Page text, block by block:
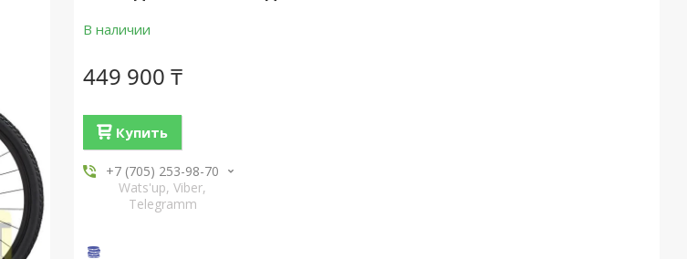
В наличии
449 900 ₸
Купить
+7 (705) 253-98-70
Wats'up, Viber,
Telegramm